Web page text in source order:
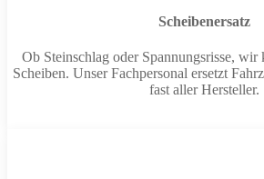
Scheibenersatz
Ob Steinschlag oder Spannungsrisse, wir
Scheiben. Unser Fachpersonal ersetzt
fast aller Hersteller.